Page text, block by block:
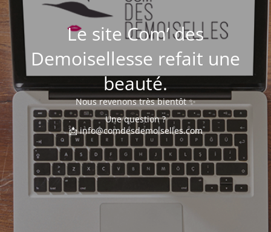
Le site Com’ des
Demoisellesse refait une
beauté.
Nous revenons très bientôt ✨
Une question ?
📩 info@comdesdemoiselles.com